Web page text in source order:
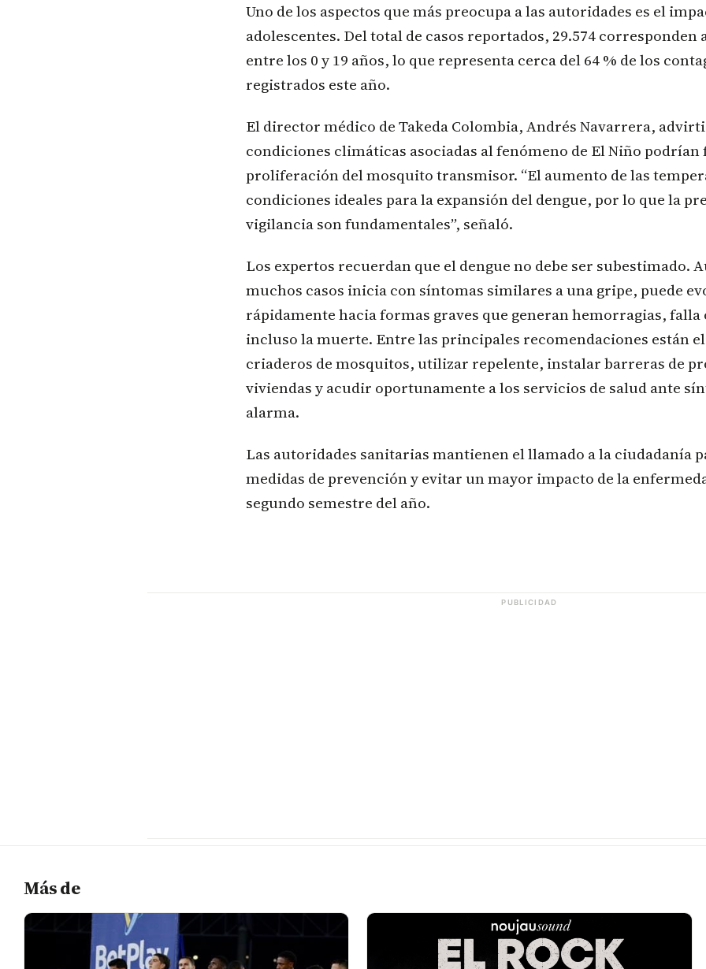
Uno de los aspectos que más preocupa a las autoridades es el
adolescentes. Del total de casos reportados, 29.574 corresponden
entre los 0 y 19 años, lo que representa cerca del 64 % de los
registrados este año.
El director médico de Takeda Colombia, Andrés Navarrera,
condiciones climáticas asociadas al fenómeno de El Niño podrían
proliferación del mosquito transmisor. “El aumento de las
condiciones ideales para la expansión del dengue, por lo que la
vigilancia son fundamentales”, señaló.
Los expertos recuerdan que el dengue no debe ser subestimado.
muchos casos inicia con síntomas similares a una gripe, puede
rápidamente hacia formas graves que generan hemorragias, falla
incluso la muerte. Entre las principales recomendaciones están
criaderos de mosquitos, utilizar repelente, instalar barreras de
viviendas y acudir oportunamente a los servicios de salud ante
alarma.
Las autoridades sanitarias mantienen el llamado a la ciudadanía
medidas de prevención y evitar un mayor impacto de la
segundo semestre del año.
PUBLICIDAD
Más de